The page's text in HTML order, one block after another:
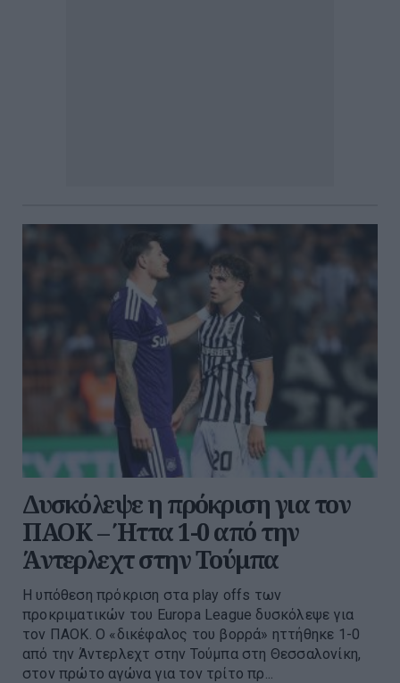
Δυσκόλεψε η πρόκριση για τον
ΠΑΟΚ – Ήττα 1-0 από την
Άντερλεχτ στην Τούμπα
Η υπόθεση πρόκριση στα play offs των
προκριματικών του Europa League δυσκόλεψε για
τον ΠΑΟΚ. Ο «δικέφαλος του βορρά» ηττήθηκε 1-0
από την Άντερλεχτ στην Τούμπα στη Θεσσαλονίκη,
στον πρώτο αγώνα για τον τρίτο πρ...